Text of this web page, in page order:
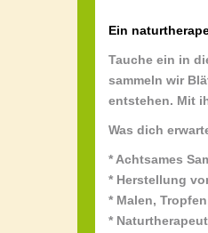
Ein
Tauche ein in
sammeln wir
entstehen. Mit
Was dich
* Achtsames
* Herstellung
* Malen,
*